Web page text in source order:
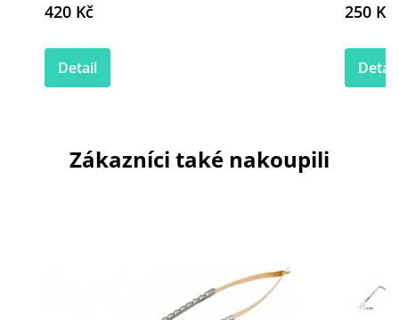
420 Kč
Detail
250 Kč
Detail
Zákazníci také nakoupili